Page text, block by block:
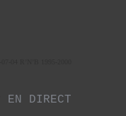
EN DIRECT